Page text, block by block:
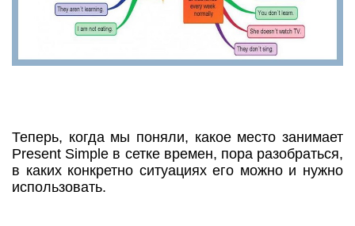
Теперь, когда мы поняли, какое место занимает
Present Simple в сетке времен, пора разобраться,
в каких конкретно ситуациях его можно и нужно
использовать.